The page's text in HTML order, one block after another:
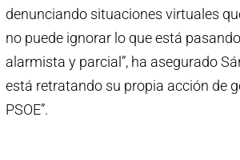
denunciando situaciones virtuales
no puede ignorar lo que está
alarmista y parcial”, ha asegurado
está retratando su propia acción de
PSOE”.